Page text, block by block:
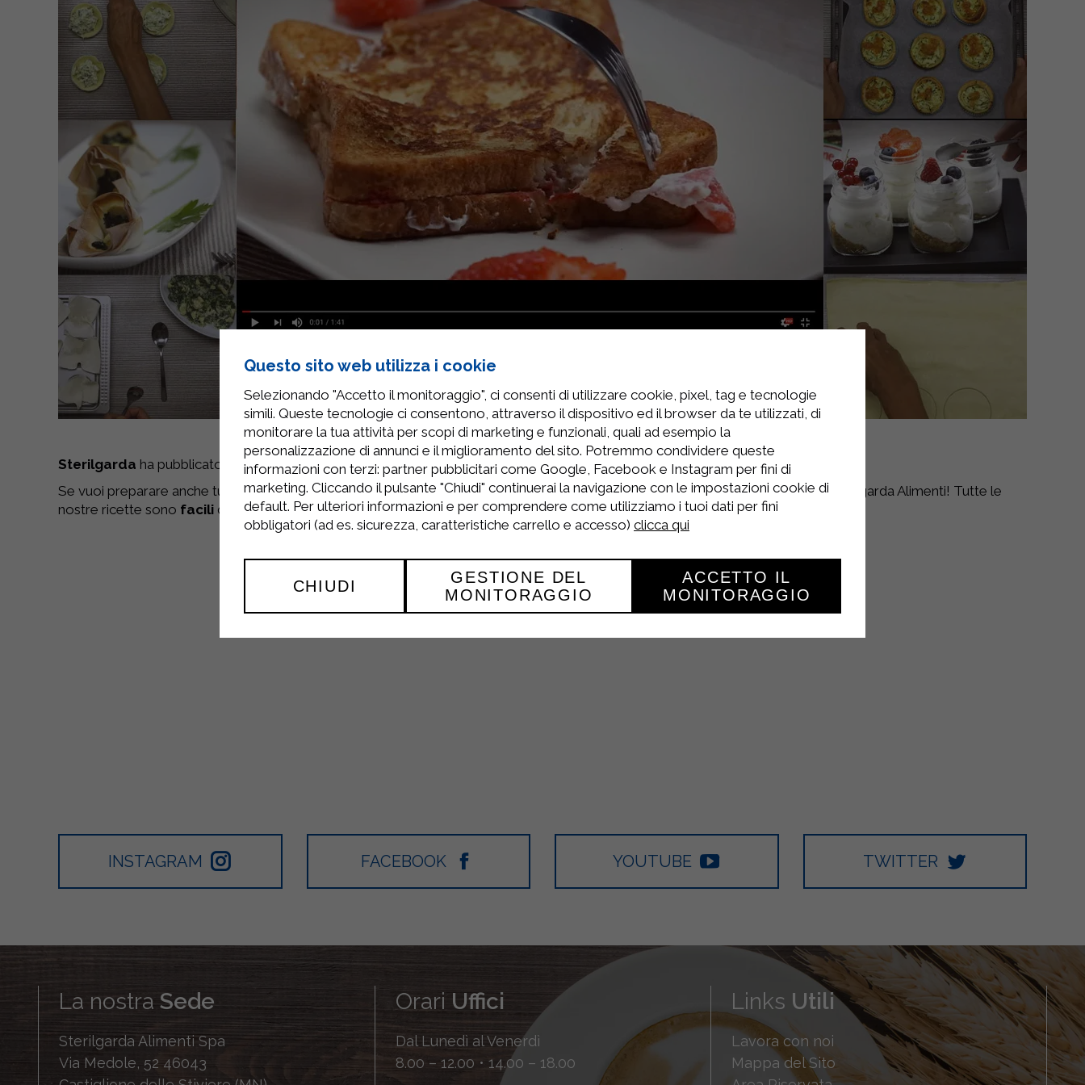
Sterilgarda ha pubblicato unanuova video ricetta,French Toast!
Se vuoi preparare anche tu questopiatto squisito vai nella sezione dedicata allevideo ricette o seguici sul canale youtube Sterilgarda Alimenti! Tutte le
nostre ricette sono facili da preparare seguendo il video tutorial ,buoneegenuinegrazie ai prodotti di qualità Sterilgarda.
INSTAGRAM FACEBOOK YOUTUBE TWITTER
La nostra Sede
Sterilgarda Alimenti Spa
Via Medole, 52 46043
Orari Uffici
Dal Lunedì al Venerdì
8.00 – 12.00 • 14.00 – 18.00
Links Utili
Lavora con noi
Mappa del Sito
Questo sito web utilizza i cookie
Selezionando "Accetto il monitoraggio", ci consenti di utilizzare cookie, pixel, tag e tecnologie
simili. Queste tecnologie ci consentono, attraverso il dispositivo ed il browser da te utilizzati, di
monitorare la tua attività per scopi di marketing e funzionali, quali ad esempio la
personalizzazione di annunci e il miglioramento del sito. Potremmo condividere queste
informazioni con terzi: partner pubblicitari come Google, Facebook e Instagram per fini di
marketing. Cliccando il pulsante "Chiudi" continuerai la navigazione con le impostazioni cookie di
default. Per ulteriori informazioni e per comprendere come utilizziamo i tuoi dati per fini
obbligatori (ad es. sicurezza, caratteristiche carrello e accesso) clicca qui
CHIUDI
GESTIONE DEL
MONITORAGGIO
ACCETTO IL
MONITORAGGIO